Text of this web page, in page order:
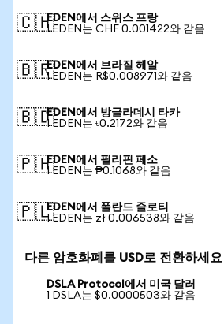
🇨🇭EDEN에서 스위스 프랑
1 EDEN는 CHF 0.001422와 같음
🇧🇷EDEN에서 브라질 헤알
1 EDEN는 R$0.008971와 같음
🇧🇩EDEN에서 방글라데시 타카
1 EDEN는 ৳0.2172와 같음
🇵🇭EDEN에서 필리핀 페소
1 EDEN는 ₱0.1068와 같음
🇵🇱EDEN에서 폴란드 즐로티
1 EDEN는 zł 0.006538와 같음
다른 암호화폐를 USD로 전환하세요
DSLA Protocol에서 미국 달러
1 DSLA는 $0.0000503와 같음